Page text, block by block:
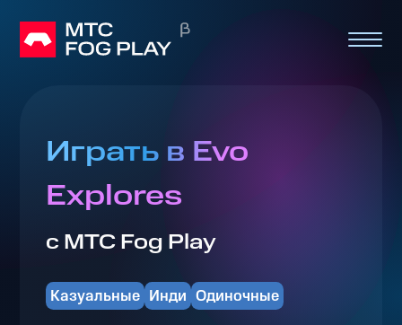
Играть в Evo
Explores
с МТС Fog Play
Казуальные Инди Одиночные